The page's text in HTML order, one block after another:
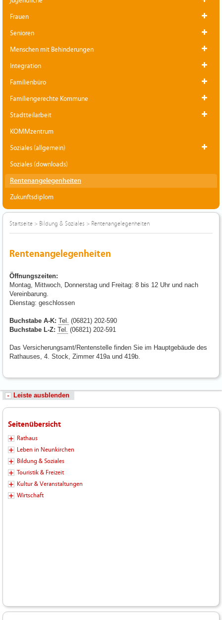
Frauen
Senioren
Menschen mit Behinderungen
Integration
Familienbüro
Familiengerechte Kommune
Stadtteilarbeit
KOMMzentrum
Soziales (allgemein)
Soziales (downloads)
Rentenangelegenheiten
Zukunftsdiplom
Startseite > Bildung & Soziales > Rentenangelegenheiten
Rentenangelegenheiten
Öffnungszeiten:
Montag, Mittwoch, Donnerstag und Freitag: 8 bis 12 Uhr und nach
Vereinbarung.
Dienstag: geschlossen
Buchstabe A-K: Tel. (06821) 202-590
Buchstabe L-Z: Tel. (06821) 202-591
Das Versicherungsamt/Rentenstelle finden Sie im Hauptgebäude des
Rathauses, 4. Stock, Zimmer 419a und 419b.
Leiste ausblenden
Seitenübersicht
Rathaus
Leben in Neunkirchen
Bildung & Soziales
Touristik & Freizeit
Kultur & Veranstaltungen
Wirtschaft